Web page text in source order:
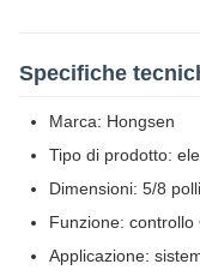
Specifiche
Marca: Hongsen
Tipo di prodotto:
Dimensioni: 5/8
Funzione:
Applicazione: